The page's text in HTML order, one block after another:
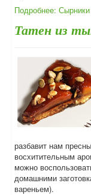
Подробнее:
Татен из
разбавит нам
восхитительным
можно
домашними
вареньем).